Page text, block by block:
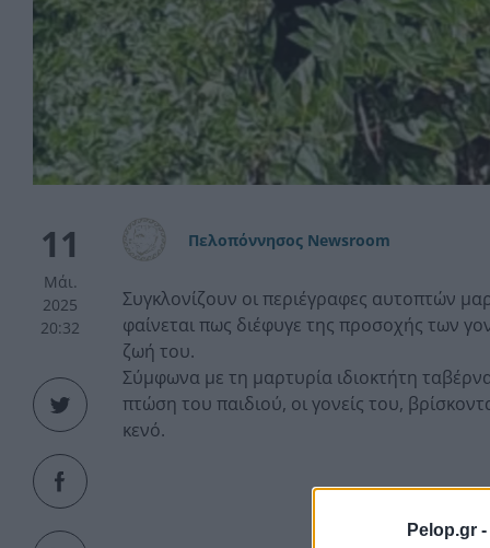
Pelop.gr -
11
Μάι.
2025
20:32
Πελοπόννησος Newsroom
Συγκλονίζουν οι περιέγραφες αυτοπτών
φαίνεται πως διέφυγε της προσοχής των
ζωή του.
Σύμφωνα με τη μαρτυρία ιδιοκτήτη
πτώση του παιδιού, οι γονείς του,
κενό.